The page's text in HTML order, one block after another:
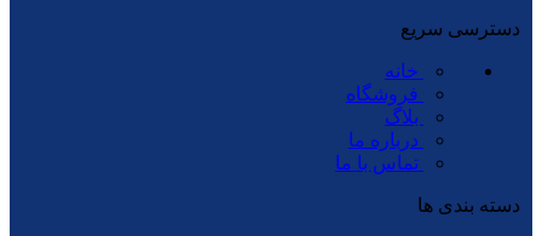
دسترسی سریع
خانه
فروشگاه
بلاگ
درباره ما
تماس با ما
دسته بندی ها